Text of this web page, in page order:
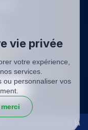
confidentialité
L'expert français de la
vie privée
votre expérience,
services.
ou personnaliser vos